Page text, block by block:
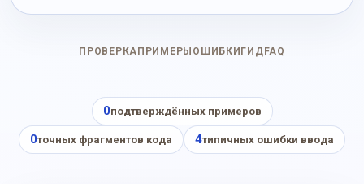
ПРОВЕРКА ПРИМЕРЫ ОШИБКИ ГИД FAQ
0подтверждённых примеров
0точных фрагментов кода 4типичных ошибки ввода